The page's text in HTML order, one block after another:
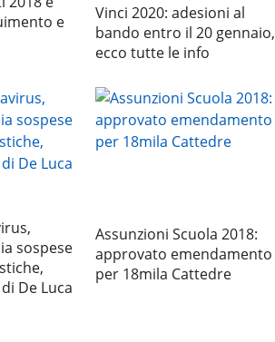
e
Vinci 2020: adesioni al
bando entro il 20 gennaio,
ecco tutte le info
sospese
De Luca
Assunzioni Scuola 2018:
approvato emendamento
per 18mila Cattedre